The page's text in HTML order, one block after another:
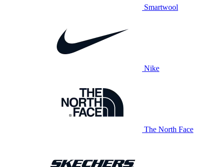
Smartwool
Nike
The North Face